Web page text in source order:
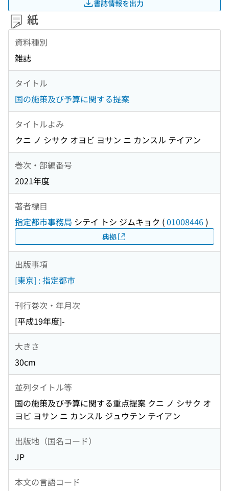
書誌情報を出力
紙
資料種別
雑誌
タイトル
国の施策及び予算に関する提案
タイトルよみ
クニ ノ シサク オヨビ ヨサン ニ カンスル テイアン
巻次・部編番号
2021年度
著者標目
指定都市事務局 シテイ トシ ジムキョク (01008446)
典拠
出版事項
[東京] : 指定都市
刊行巻次・年月次
[平成19年度]-
大きさ
30cm
並列タイトル等
国の施策及び予算に関する重点提案 クニ ノ シサク オ
ヨビ ヨサン ニ カンスル ジュウテン テイアン
出版地（国名コード）
JP
本文の言語コード